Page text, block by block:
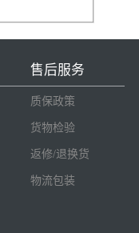
售后服务
质保政策
货物检验
返修/退换货
物流包装